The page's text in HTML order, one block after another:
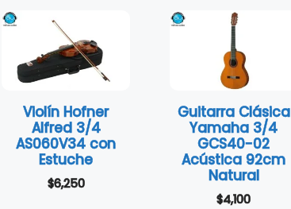
Violín Hofner
Alfred 3/4
AS060V34 con
Estuche
$6,250
Guitarra Clásica
Yamaha 3/4
GCS40-02
Acústica 92cm
Natural
$4,100